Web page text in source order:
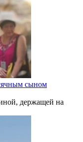
сыном
держащей на